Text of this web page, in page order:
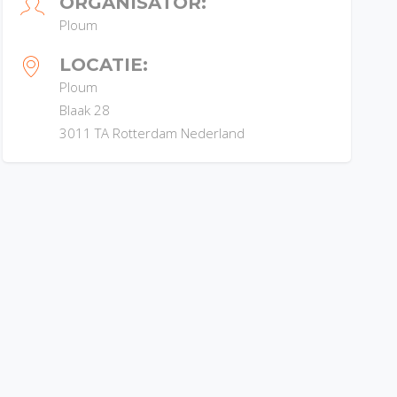
Ploum
LOCATIE:
Ploum
Blaak 28
3011 TA Rotterdam Nederland